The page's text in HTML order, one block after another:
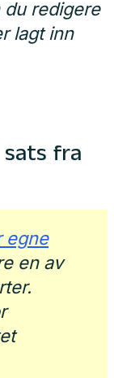
redigere
lagt inn
sats fra
egne
en av